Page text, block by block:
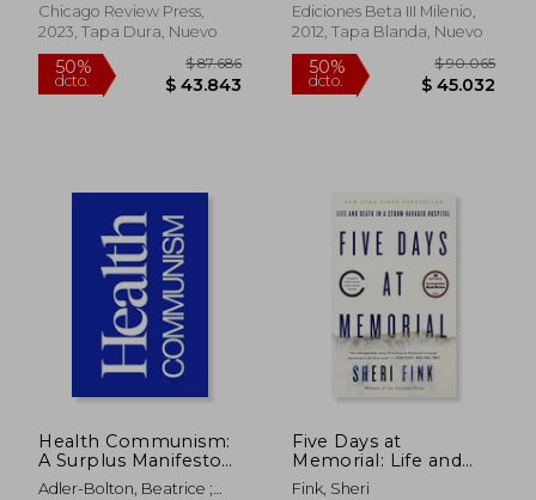
50% $ 143.765 50%
Chicago Review Press,
2023, Tapa Dura, Nuevo
Ediciones Beta III Milenio,
2012, Tapa Blanda, Nuevo
Health Communism:
A Surplus Manifesto
(en Inglés)
Adler-Bolton, Beatrice ;
Five Days at
Memorial: Life and
Death in a Storm-
Fink, Sheri